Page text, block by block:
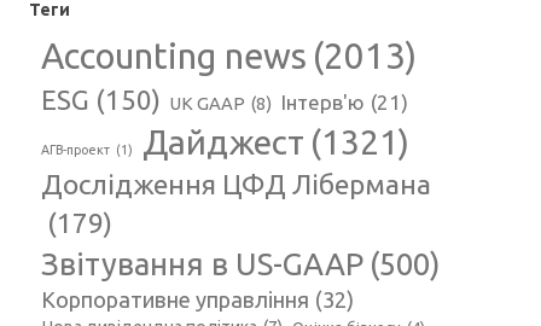
Теги
Accounting news (2013)
ESG (150) UK GAAP (8) Інтерв'ю (21)
АГВ-проект (1) Дайджест (1321)
Дослідження ЦФД Лібермана
(179)
Звітування в US-GAAP (500)
Корпоративне управління (32)